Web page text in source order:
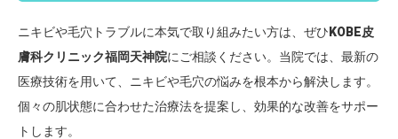
ニキビや毛穴トラブルに本気で取り組みたい方は、ぜひ KOBE皮
膚科クリニック福岡天神院にご相談ください。当院では、最新の
医療技術を用いて、ニキビや毛穴の悩みを根本から解決します。
個々の肌状態に合わせた治療法を提案し、効果的な改善をサポー
トします。